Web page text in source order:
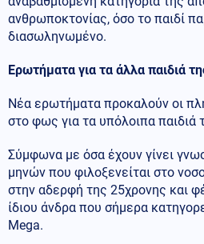
ανθρωποκτονίας, όσο το παιδί
διασωληνωμένο.
Ερωτήματα για τα άλλα παιδιά
Νέα ερωτήματα προκαλούν οι
στο φως για τα υπόλοιπα παιδιά
Σύμφωνα με όσα έχουν γίνει
μηνών που φιλοξενείται στο
στην αδερφή της 25χρονης και
ίδιου άνδρα που σήμερα
Mega.